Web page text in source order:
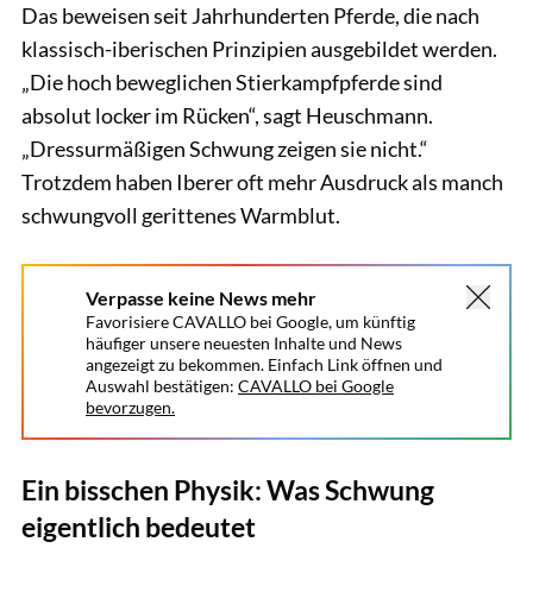
Das beweisen seit Jahrhunderten Pferde, die nach
klassisch-iberischen Prinzipien ausgebildet werden.
„Die hoch beweglichen Stierkampfpferde sind
absolut locker im Rücken“, sagt Heuschmann.
„Dressurmäßigen Schwung zeigen sie nicht.“
Trotzdem haben Iberer oft mehr Ausdruck als manch
schwungvoll gerittenes Warmblut.
Verpasse keine News mehr
Favorisiere CAVALLO bei Google, um künftig
häufiger unsere neuesten Inhalte und News
angezeigt zu bekommen. Einfach Link öffnen und
Auswahl bestätigen: CAVALLO bei Google
bevorzugen.
Ein bisschen Physik: Was Schwung
eigentlich bedeutet